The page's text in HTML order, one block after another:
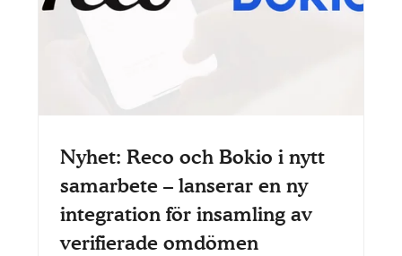
Nyhet: Reco och Bokio i nytt
samarbete – lanserar en ny
integration för insamling av
verifierade omdömen